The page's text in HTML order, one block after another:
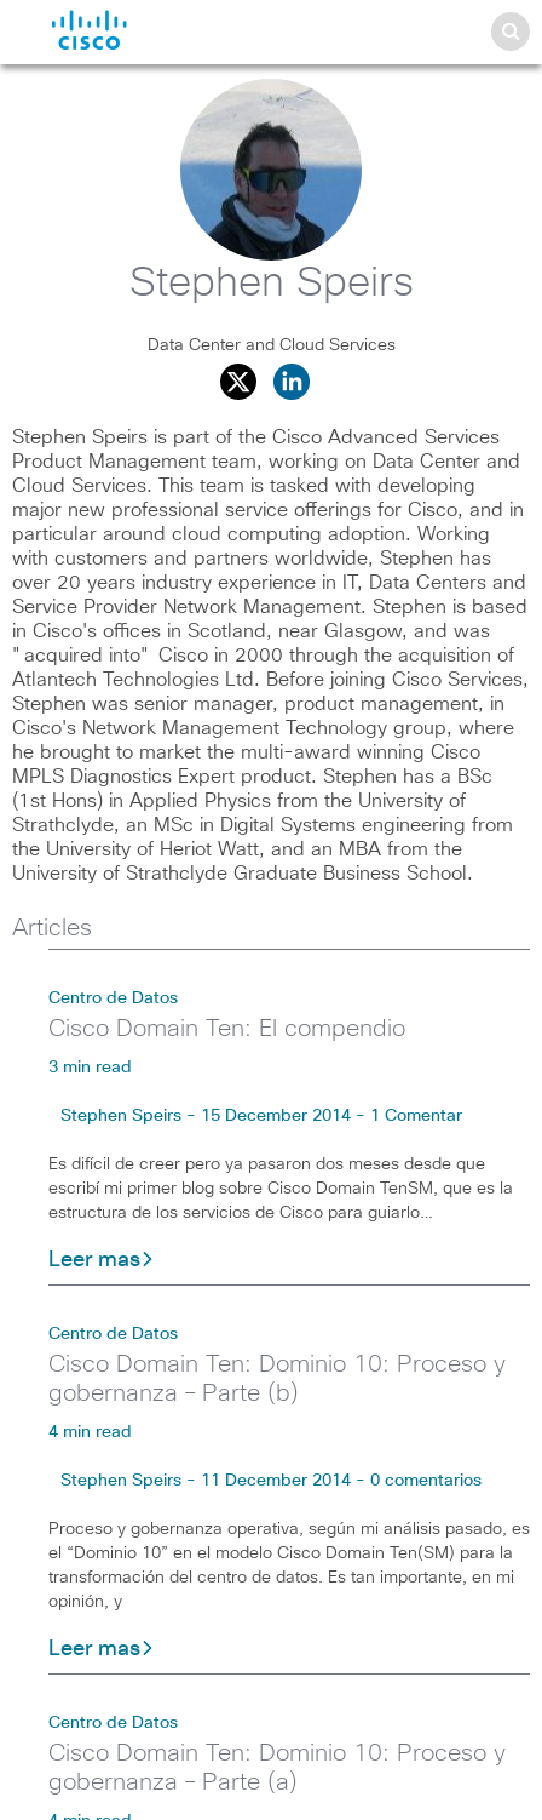
Stephen Speirs
Data Center and Cloud Services
Stephen Speirs is part of the Cisco Advanced Services
Product Management team, working on Data Center and
Cloud Services. This team is tasked with developing
major new professional service offerings for Cisco, and in
particular around cloud computing adoption. Working
with customers and partners worldwide, Stephen has
over 20 years industry experience in IT, Data Centers and
Service Provider Network Management. Stephen is based
in Cisco's offices in Scotland, near Glasgow, and was
"acquired into" Cisco in 2000 through the acquisition of
Atlantech Technologies Ltd. Before joining Cisco Services,
Stephen was senior manager, product management, in
Cisco's Network Management Technology group, where
he brought to market the multi-award winning Cisco
MPLS Diagnostics Expert product. Stephen has a BSc
(1st Hons) in Applied Physics from the University of
Strathclyde, an MSc in Digital Systems engineering from
the University of Heriot Watt, and an MBA from the
University of Strathclyde Graduate Business School.
Articles
Centro de Datos
Cisco Domain Ten: El compendio
3 min read
Stephen Speirs - 15 December 2014 - 1 Comentar
Es difícil de creer pero ya pasaron dos meses desde que
escribí mi primer blog sobre Cisco Domain TenSM, que es la
estructura de los servicios de Cisco para guiarlo…
Leer mas
Centro de Datos
Cisco Domain Ten: Dominio 10: Proceso y
gobernanza – Parte (b)
4 min read
Stephen Speirs - 11 December 2014 - 0 comentarios
Proceso y gobernanza operativa, según mi análisis pasado, es
el “Dominio 10” en el modelo Cisco Domain Ten(SM) para la
transformación del centro de datos. Es tan importante, en mi
opinión, y
Leer mas
Centro de Datos
Cisco Domain Ten: Dominio 10: Proceso y
gobernanza – Parte (a)